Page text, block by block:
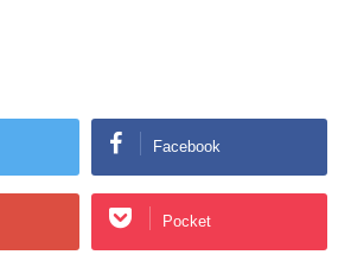
Facebook
Pocket